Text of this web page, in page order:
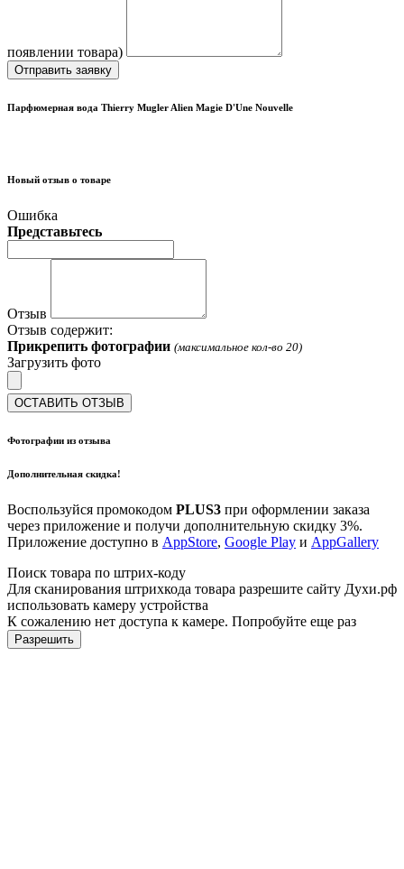
появлении товара)
Отправить заявку
Парфюмерная вода Thierry Mugler Alien Magie D'Une Nouvelle
Новый отзыв о товаре
Ошибка
Представьтесь
Отзыв
Отзыв содержит:
Прикрепить фотографии (максимальное кол-во 20)
Загрузить фото
ОСТАВИТЬ ОТЗЫВ
Фотографии из отзыва
Дополнительная скидка!
Воспользуйся промокодом PLUS3 при оформлении заказа
через приложение и получи дополнительную скидку 3%.
Приложение доступно в AppStore, Google Play и AppGallery
Поиск товара по штрих-коду
Для сканирования штрихкода товара разрешите сайту Духи.рф
использовать камеру устройства
К сожалению нет доступа к камере. Попробуйте еще раз
Разрешить